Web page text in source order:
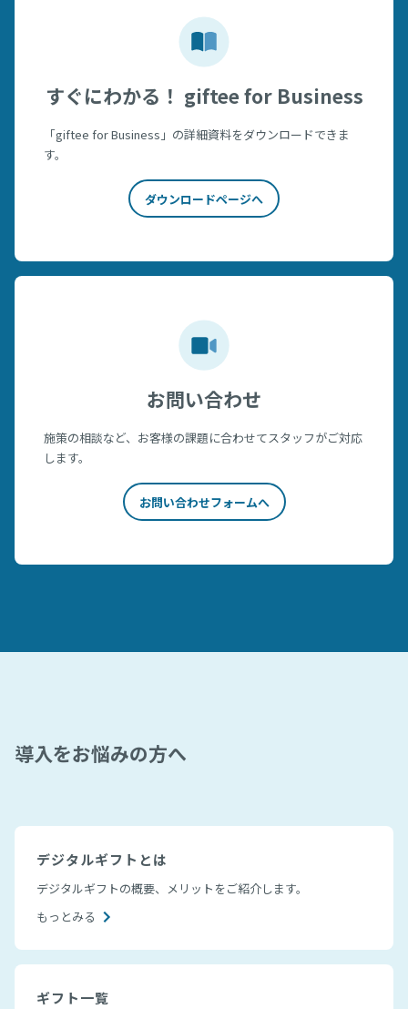
すぐにわかる！ giftee for Business
「giftee for Business」の詳細資料をダウンロードできま
す。
ダウンロードページへ
お問い合わせ
施策の相談など、お客様の課題に合わせてスタッフがご対応
します。
お問い合わせフォームへ
導入をお悩みの方へ
デジタルギフトとは
デジタルギフトの概要、メリットをご紹介します。
もっとみる
ギフト一覧